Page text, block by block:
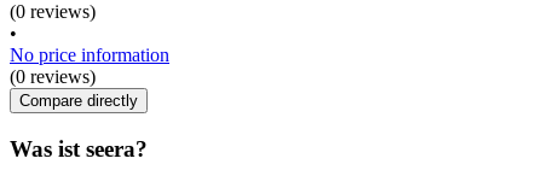
(0 reviews)
•
No price information
(0 reviews)
Compare directly
Was ist seera?